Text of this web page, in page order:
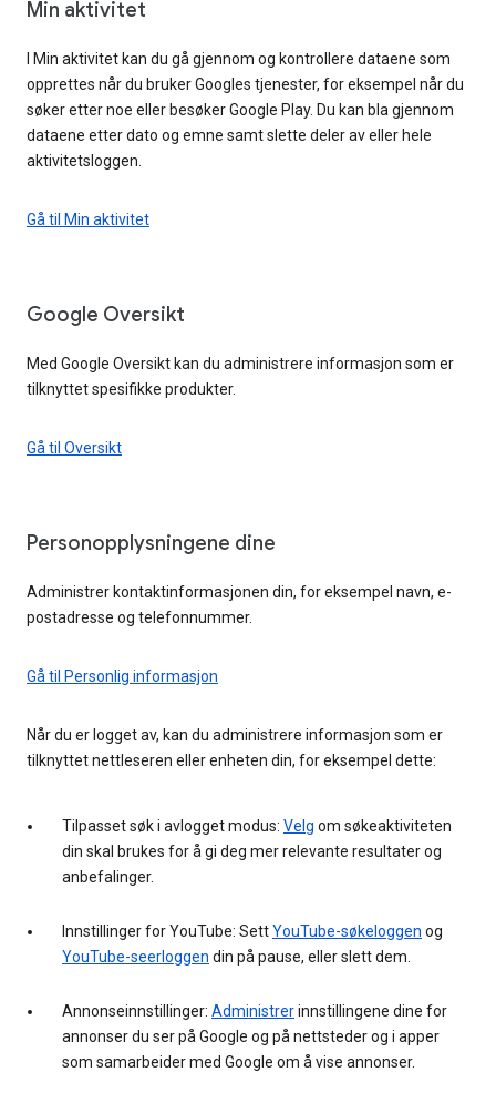
Min aktivitet
I Min aktivitet kan du gå gjennom og kontrollere dataene som
opprettes når du bruker Googles tjenester, for eksempel når du
søker etter noe eller besøker Google Play. Du kan bla gjennom
dataene etter dato og emne samt slette deler av eller hele
aktivitetsloggen.
Gå til Min aktivitet
Google Oversikt
Med Google Oversikt kan du administrere informasjon som er
tilknyttet spesifikke produkter.
Gå til Oversikt
Personopplysningene dine
Administrer kontaktinformasjonen din, for eksempel navn, e-
postadresse og telefonnummer.
Gå til Personlig informasjon
Når du er logget av, kan du administrere informasjon som er
tilknyttet nettleseren eller enheten din, for eksempel dette:
Tilpasset søk i avlogget modus: Velg om søkeaktiviteten
din skal brukes for å gi deg mer relevante resultater og
anbefalinger.
Innstillinger for YouTube: SettYouTube-søkeloggen og
YouTube-seerloggen din på pause, eller slett dem.
Annonseinnstillinger: Administrerinnstillingene dine for
annonser du ser på Google og på nettsteder og i apper
som samarbeider med Google om å vise annonser.